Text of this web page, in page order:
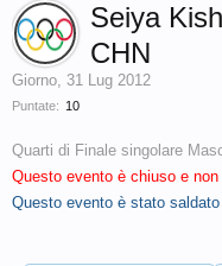
Puntate: 10
Seiya
CHN
Giorno, 31 Lug 2012
Quarti di Finale singolare
Questo evento è chiuso e
Questo evento è stato saldato